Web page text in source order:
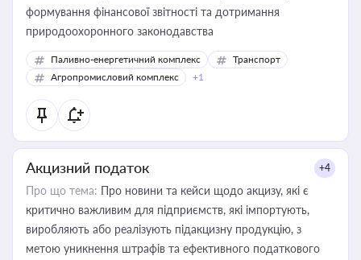
формування фінансової звітності та дотримання
природоохоронного законодавства
Паливно-енергетичний комплекс
Транспорт
Агропромисловий комплекс
+1
Акцизний податок +4
Про що тема: Про новини та кейси щодо акцизу, які є
критично важливим для підприємств, які імпортують,
виробляють або реалізують підакцизну продукцію, з
метою уникнення штрафів та ефективного податкового